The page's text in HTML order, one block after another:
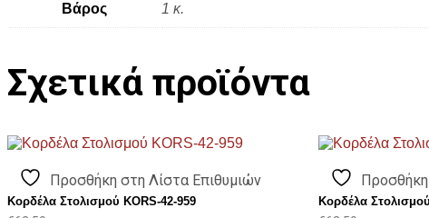
Βάρος 1 κ.
Σχετικά προϊόντα
Προσθήκη στη Λίστα Επιθυμιών
Κορδέλα Στολισμού KORS-42-959 Κορδέλα